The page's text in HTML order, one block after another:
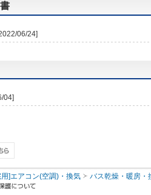
06/24]
04]
用]エアコン(空調)・換気 バス乾燥・暖房・